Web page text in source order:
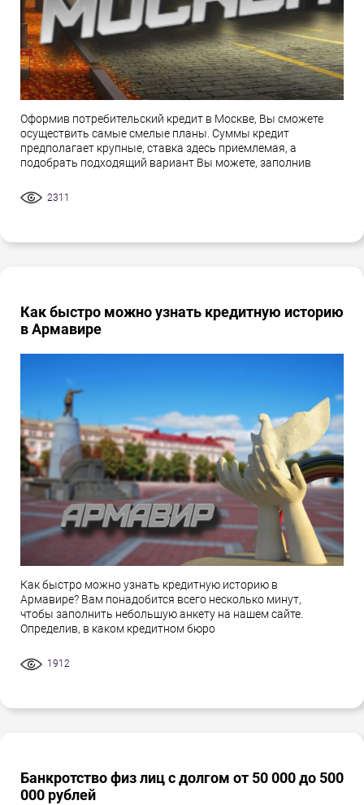
Оформив потребительский кредит в Москве, Вы сможете
осуществить самые смелые планы. Суммы кредит
предполагает крупные, ставка здесь приемлемая, а
подобрать подходящий вариант Вы можете, заполнив
2311
Как быстро можно узнать кредитную историю
в Армавире
Как быстро можно узнать кредитную историю в
Армавире? Вам понадобится всего несколько минут,
чтобы заполнить небольшую анкету на нашем сайте.
Определив, в каком кредитном бюро
1912
Банкротство физ лиц с долгом от 50 000 до 500
000 рублей